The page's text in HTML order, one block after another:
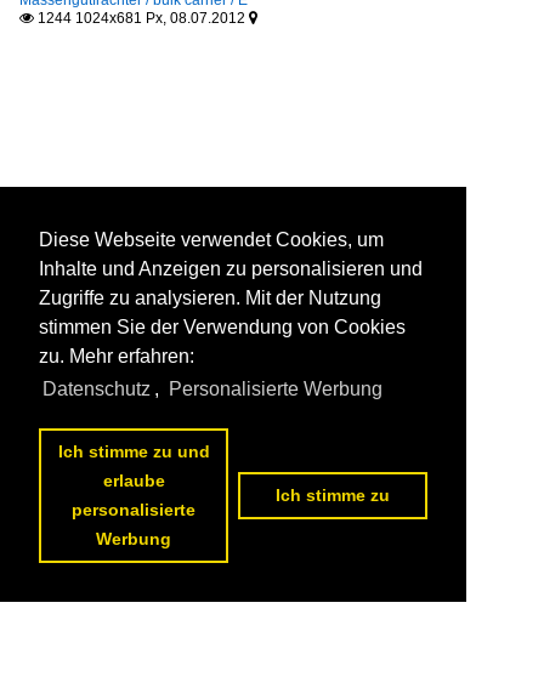
 1244 1024x681 Px, 08.07.2012 
Diese Webseite verwendet Cookies, um
Inhalte und Anzeigen zu personalisieren und
Zugriffe zu analysieren. Mit der Nutzung
stimmen Sie der Verwendung von Cookies
zu. Mehr erfahren:
Datenschutz , Personalisierte Werbung
Ich stimme zu und
erlaube
personalisierte
Werbung
Ich stimme zu